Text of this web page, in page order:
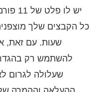
יש
שעות. עם זאת,
להשתמש רק
שעלולה לגרום